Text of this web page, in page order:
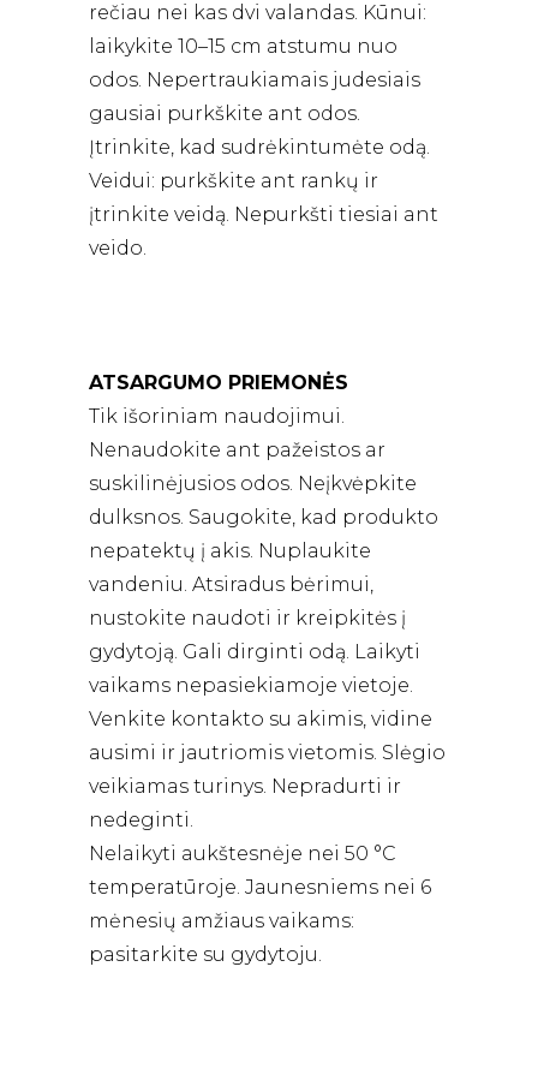
rečiau nei kas dvi valandas. Kūnui:
laikykite 10–15 cm atstumu nuo
odos. Nepertraukiamais judesiais
gausiai purkškite ant odos.
Įtrinkite, kad sudrėkintumėte odą.
Veidui: purkškite ant rankų ir
įtrinkite veidą. Nepurkšti tiesiai ant
veido.
ATSARGUMO PRIEMONĖS
Tik išoriniam naudojimui.
Nenaudokite ant pažeistos ar
suskilinėjusios odos. Neįkvėpkite
dulksnos. Saugokite, kad produkto
nepatektų į akis. Nuplaukite
vandeniu. Atsiradus bėrimui,
nustokite naudoti ir kreipkitės į
gydytoją. Gali dirginti odą. Laikyti
vaikams nepasiekiamoje vietoje.
Venkite kontakto su akimis, vidine
ausimi ir jautriomis vietomis. Slėgio
veikiamas turinys. Nepradurti ir
nedeginti.
Nelaikyti aukštesnėje nei 50 °C
temperatūroje. Jaunesniems nei 6
mėnesių amžiaus vaikams:
pasitarkite su gydytoju.